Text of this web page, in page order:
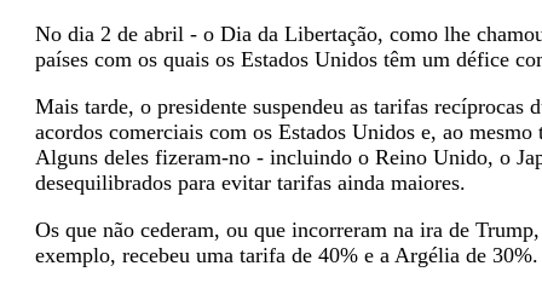
No dia 2 de abril - o Dia da Libertação, como lhe
países com os quais os Estados Unidos têm um défice
Mais tarde, o presidente suspendeu as tarifas recíprocas
acordos comerciais com os Estados Unidos e, ao
Alguns deles fizeram-no - incluindo o Reino Unido, o
desequilibrados para evitar tarifas ainda maiores.
Os que não cederam, ou que incorreram na ira de
exemplo, recebeu uma tarifa de 40% e a Argélia de